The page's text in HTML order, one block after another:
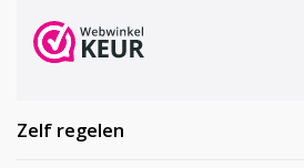
Zelf regelen